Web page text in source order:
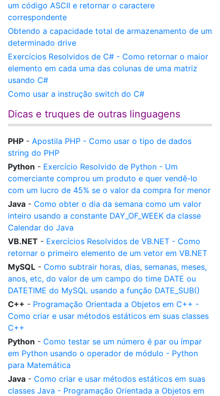
um código ASCII e retornar o caractere
correspondente
Obtendo a capacidade total de armazenamento de um
determinado drive
Exercícios Resolvidos de C# - Como retornar o maior
elemento em cada uma das colunas de uma matriz
usando C#
Como usar a instrução switch do C#
Dicas e truques de outras linguagens
PHP - Apostila PHP - Como usar o tipo de dados
string do PHP
Python - Exercício Resolvido de Python - Um
comerciante comprou um produto e quer vendê-lo
com um lucro de 45% se o valor da compra for menor
Java - Como obter o dia da semana como um valor
inteiro usando a constante DAY_OF_WEEK da classe
Calendar do Java
VB.NET - Exercícios Resolvidos de VB.NET - Como
retornar o primeiro elemento de um vetor em VB.NET
MySQL - Como subtrair horas, dias, semanas, meses,
anos, etc, do valor de um campo do time DATE ou
DATETIME do MySQL usando a função DATE_SUB()
C++ - Programação Orientada a Objetos em C++ -
Como criar e usar métodos estáticos em suas classes
C++
Python - Como testar se um número é par ou ímpar
em Python usando o operador de módulo - Python
para Matemática
Java - Como criar e usar métodos estáticos em suas
classes Java - Programação Orientada a Objetos em